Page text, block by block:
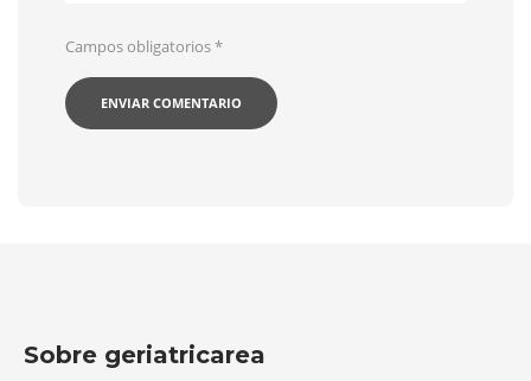
Campos obligatorios*
Sobre geriatricarea